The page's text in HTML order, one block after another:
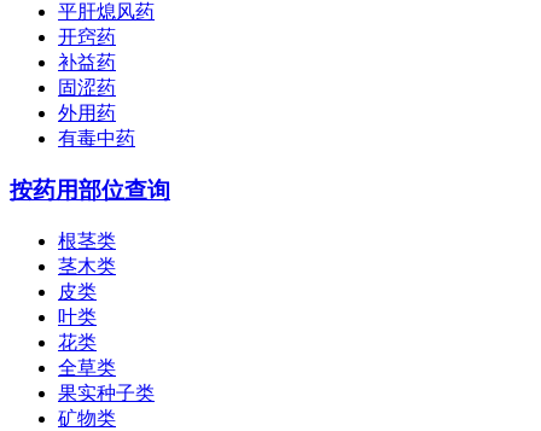
平肝熄风药
开窍药
补益药
固涩药
外用药
有毒中药
按药用部位查询
根茎类
茎木类
皮类
叶类
花类
全草类
果实种子类
矿物类